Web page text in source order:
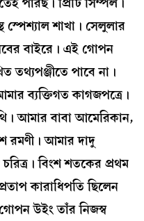
শাখা। সেলুলার
বাইরে। এই গোপন
তথ্যপঞ্জীতে পাবে না।
ব্যক্তিগত কাগজপত্রে।
আমার বাবা আমেরিকান,
রমণী। আমার দাদু
বিংশ শতকের প্রথম
কারাধিপতি ছিলেন
উইং তাঁর নিজস্ব